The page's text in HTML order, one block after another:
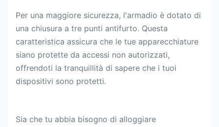
Per una maggiore sicurezza, l'armadio è dotato di
una chiusura a tre punti antifurto. Questa
caratteristica assicura che le tue apparecchiature
siano protette da accessi non autorizzati,
offrendoti la tranquillità di sapere che i tuoi
dispositivi sono protetti.
Sia che tu abbia bisogno di alloggiare